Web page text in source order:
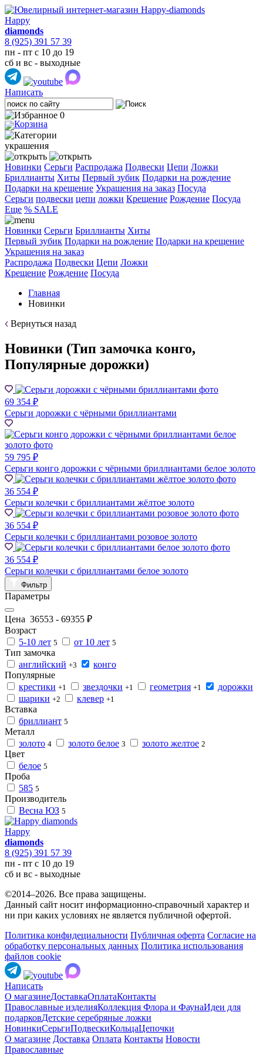
Happy
diamonds
8 (925) 391 57 39
пн - пт с 10 до 19
сб и вс - выходные
Написать
0
украшения
Новинки Серьги Распродажа Подвески Цепи Ложки
Бриллианты Хиты Первый зубик Подарки на рождение
Подарки на крещение Украшения на заказ Посуда
Cерьги подвески цепи ложки Крещение Рождение Посуда
Еще % SALE
Новинки Серьги Бриллианты Хиты
Первый зубик Подарки на рождение Подарки на крещение
Украшения на заказ
Распродажа Подвески Цепи Ложки
Крещение Рождение Посуда
Главная
Новинки
Вернуться назад
Новинки (Тип замочка конго,
Популярные дорожки)
69 354 ₽
Серьги дорожки с чёрными бриллиантами
59 795 ₽
Серьги конго дорожки с чёрными бриллиантами белое золото
36 554 ₽
Серьги колечки с бриллиантами жёлтое золото
36 554 ₽
Серьги колечки с бриллиантами розовое золото
36 554 ₽
Серьги колечки с бриллиантами белое золото
Фильтр
Параметры
Цена 36553 - 69355 ₽
Возраст
5-10 лет 5 от 10 лет 5
Тип замочка
английский +3
конго
Популярные
крестики +1 звездочки +1 геометрия +1
дорожки
шарики +2 клевер +1
Вставка
бриллиант 5
Металл
золото 4 золото белое 3 золото желтое 2
Цвет
белое 5
Проба
585 5
Производитель
Весна ЮЗ 5
Happy
diamonds
8 (925) 391 57 39
пн - пт с 10 до 19
сб и вс - выходные
©2014–2026. Все права защищены.
Данный сайт носит информационно-справочный характер и
ни при каких условиях не является публичной офертой.
Политика конфидециальности Публичная оферта Согласие на
обработку персональных данных Политика использования
файлов cookie
Написать
О магазинеДоставкаОплатаКонтакты
Православные изделияКоллекция Флора и ФаунаИдеи для
подарковДетские серебряные ложки
НовинкиСерьгиПодвескиКольцаЦепочки
О магазине Доставка Оплата Контакты Новости
Православные